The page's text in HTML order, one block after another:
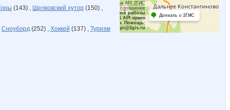
Работает на API 2ГИС
Лицензионное соглашение
Для корректной работы
Raster JS API нужен
ключ. Помощь:
api@2gis.ru
Доехать с 2ГИС
(143) , Щелковский хутор (150) ,
Сноуборд (252) , Хоккей (137) , Туризм